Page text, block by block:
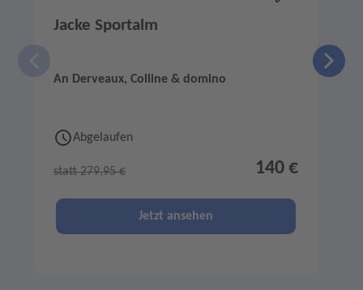
Jacke Sportalm
An Derveaux, Colline & domino
Abgelaufen
statt 279,95 € 140 €
Jetzt ansehen